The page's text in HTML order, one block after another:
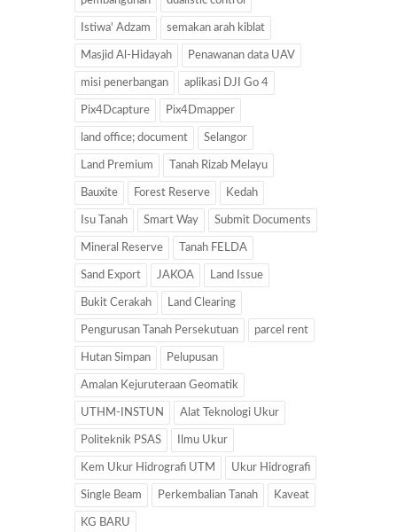
Istiwa' Adzam semakan arah kiblat
Masjid Al-Hidayah Penawanan data UAV
misi penerbangan aplikasi DJI Go 4
Pix4Dcapture Pix4Dmapper
land office; document Selangor
Land Premium Tanah Rizab Melayu
Bauxite Forest Reserve Kedah
Isu Tanah Smart Way Submit Documents
Mineral Reserve Tanah FELDA
Sand Export JAKOA Land Issue
Bukit Cerakah Land Clearing
Pengurusan Tanah Persekutuan parcel rent
Hutan Simpan Pelupusan
Amalan Kejuruteraan Geomatik
UTHM-INSTUN Alat Teknologi Ukur
Politeknik PSAS Ilmu Ukur
Kem Ukur Hidrografi UTM Ukur Hidrografi
Single Beam Perkembalian Tanah Kaveat
KG BARU